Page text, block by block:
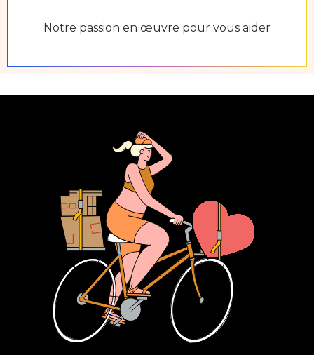
Notre passion en œuvre pour vous aider